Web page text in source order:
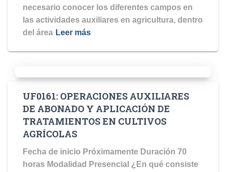
necesario conocer los diferentes campos en
las actividades auxiliares en agricultura, dentro
del área Leer más
UF0161: OPERACIONES AUXILIARES
DE ABONADO Y APLICACIÓN DE
TRATAMIENTOS EN CULTIVOS
AGRÍCOLAS
Fecha de inicio Próximamente Duración 70
horas Modalidad Presencial ¿En qué consiste